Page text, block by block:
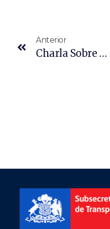
Anterior
Charla Sobre Logística Urbana De Última Milla